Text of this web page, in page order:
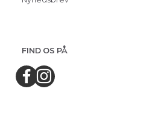
FIND OS PÅ